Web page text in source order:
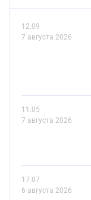
12.09
7 августа 2026
11.05
7 августа 2026
17.07
6 августа 2026